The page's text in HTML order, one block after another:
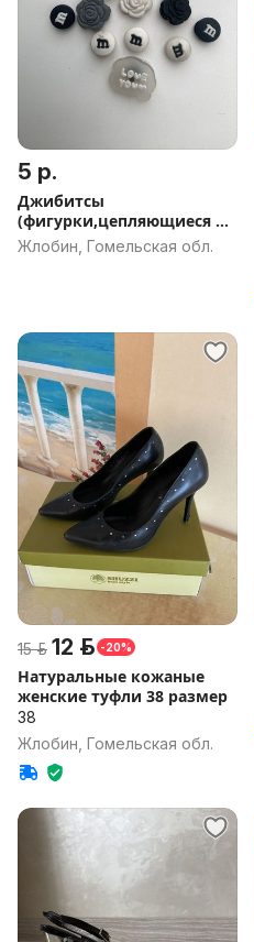
5 р.
Джибитсы
(фигурки,цепляющиеся на
кроксы)
Жлобин, Гомельская обл.
15 р. 12 р. -20%
Натуральные кожаные
женские туфли 38 размер
38
Жлобин, Гомельская обл.